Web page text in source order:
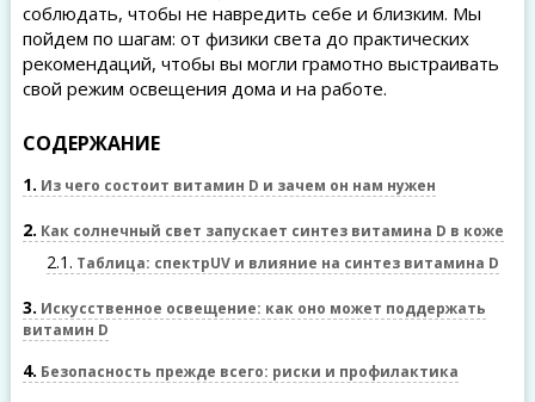
соблюдать, чтобы не навредить себе и близким. Мы
пойдем по шагам: от физики света до практических
рекомендаций, чтобы вы могли грамотно выстраивать
свой режим освещения дома и на работе.
СОДЕРЖАНИЕ
1 Из чего состоит витамин D и зачем он нам нужен
2 Как солнечный свет запускает синтез витамина D в коже
2.1 Таблица: спектрUV и влияние на синтез витамина D
3 Искусственное освещение: как оно может поддержать
витамин D
4 Безопасность прежде всего: риски и профилактика